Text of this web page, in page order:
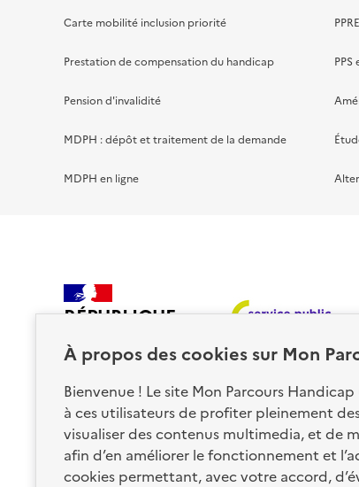
À propos des cookies sur Mon
Bienvenue ! Le site Mon Parcours
à ces utilisateurs de profiter pleinement
visualiser des contenus multimedia, et de
afin d’en améliorer le fonctionnement et
cookies permettant, avec votre accord,
Carte mobilité inclusion priorité
Prestation de compensation du handicap
Pension d'invalidité
MDPH : dépôt et traitement de la demande
MDPH en ligne
RÉPUBLIQUE
Nos partenaires